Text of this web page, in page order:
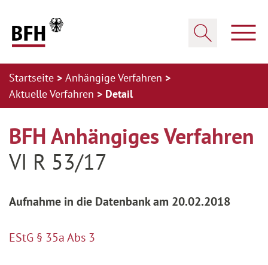
Startseite
Anhängige Verfahren
Aktuelle Verfahren
Detail
BFH Anhängiges Verfahren
VI R 53/17
Aufnahme in die Datenbank am 20.02.2018
EStG § 35a Abs 3